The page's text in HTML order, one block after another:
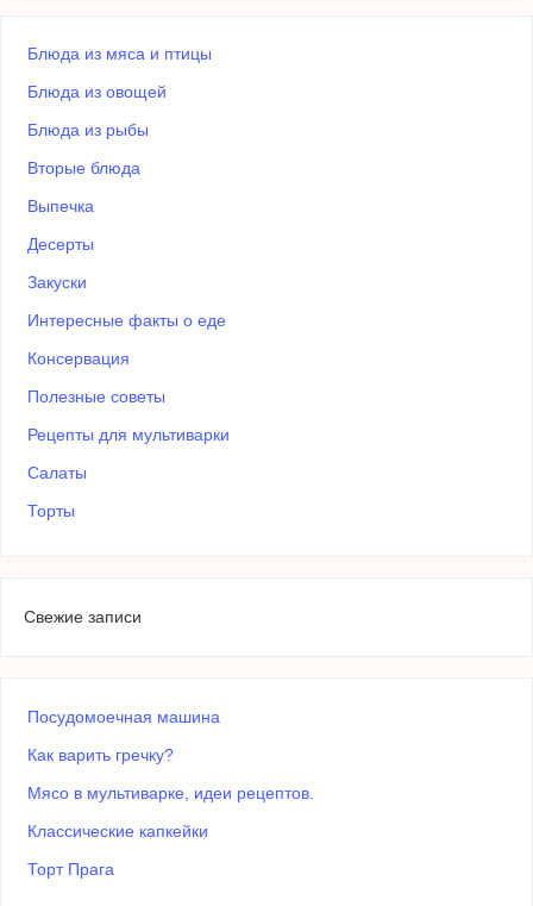
Блюда из мяса и птицы
Блюда из овощей
Блюда из рыбы
Вторые блюда
Выпечка
Десерты
Закуски
Интересные факты о еде
Консервация
Полезные советы
Рецепты для мультиварки
Салаты
Торты
Свежие записи
Посудомоечная машина
Как варить гречку?
Мясо в мультиварке, идеи рецептов.
Классические капкейки
Торт Прага